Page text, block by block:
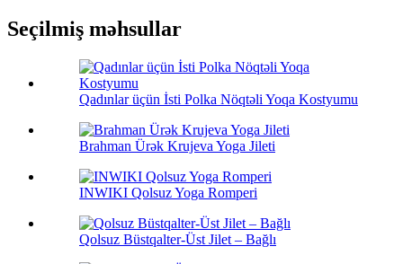
Seçilmiş məhsullar
Qadınlar üçün İsti Polka Nöqtəli Yoqa Kostyumu
Brahman Ürək Krujeva Yoga Jileti
INWIKI Qolsuz Yoga Romperi
Qolsuz Büstqalter-Üst Jilet – Bağlı